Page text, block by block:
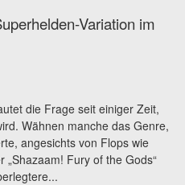
Variation im
die Frage seit einiger Zeit,
Wähnen manche das Genre,
angesichts von Flops wie
„Shazaam! Fury of the Gods“